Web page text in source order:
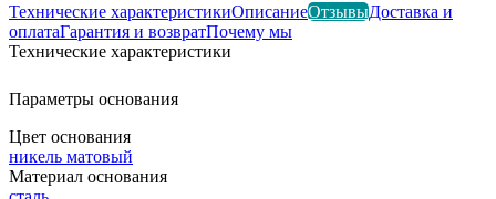
Технические характеристикиОписаниеОтзывыДоставка и
оплатаГарантия и возвратПочему мы
Технические характеристики
Параметры основания
Цвет основания
никель матовый
Материал основания